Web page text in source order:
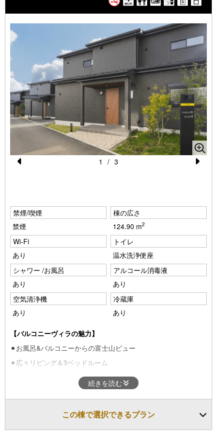
水・ドリップコーヒー・ティーバッグ（お茶・紅茶）
★チェックイン・チェックアウト★
チェックイン時間 15:00～20:00
チェックアウト時間 10:00
レイトチェックアウト(11:00まで) ￥3,300/室の追加料金をい
ただきます。
フロント営業時間は8:00-21:00、最終チェックイン時間は20:00
です。
到着が20:00以降の場合は、当日20:00までに必ずご連絡をお願
いいたします。
ご連絡がない場合はレイトチェックインの対応はいたしかねます
ので、予めご了承ください。
※富士山の眺望は、お部屋の場所や角度により表情が異なりま
す。
※本ページに掲載の写真はイメージです。実際のお部屋とは家具
の仕様やレイアウトが異なる場合がございますので予めご了承く
ださい。
vi
o
u
s
xt
1 / 3
禁煙/喫煙
禁煙
棟の広さ
124.90 m2
Wi-Fi
あり
トイレ
温水洗浄便座
シャワー /お風呂
あり
アルコール消毒液
あり
空気清浄機
あり
冷蔵庫
あり
【バルコニーヴィラの魅力】
⚫︎お風呂&バルコニーからの富士山ビュー
⚫︎広々リビング＆3ベッドルーム
続きを読む
この棟で選択できるプラン